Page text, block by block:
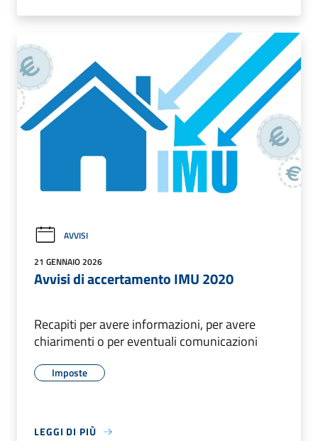
AVVISI
21 GENNAIO 2026
Avvisi di accertamento IMU 2020
Recapiti per avere informazioni, per avere
chiarimenti o per eventuali comunicazioni
Imposte
LEGGI DI PIÙ